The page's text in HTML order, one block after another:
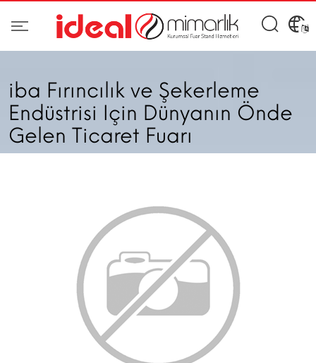
iba Fırıncılık ve Şekerleme
Endüstrisi Için Dünyanın Önde
Gelen Ticaret Fuarı